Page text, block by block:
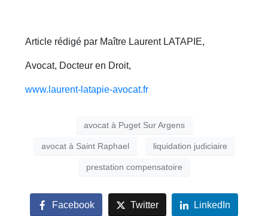
Article rédigé par Maître Laurent LATAPIE,
Avocat, Docteur en Droit,
www.laurent-latapie-avocat.fr
avocat à Puget Sur Argens
avocat à Saint Raphael liquidation judiciaire
prestation compensatoire
Facebook Twitter LinkedIn